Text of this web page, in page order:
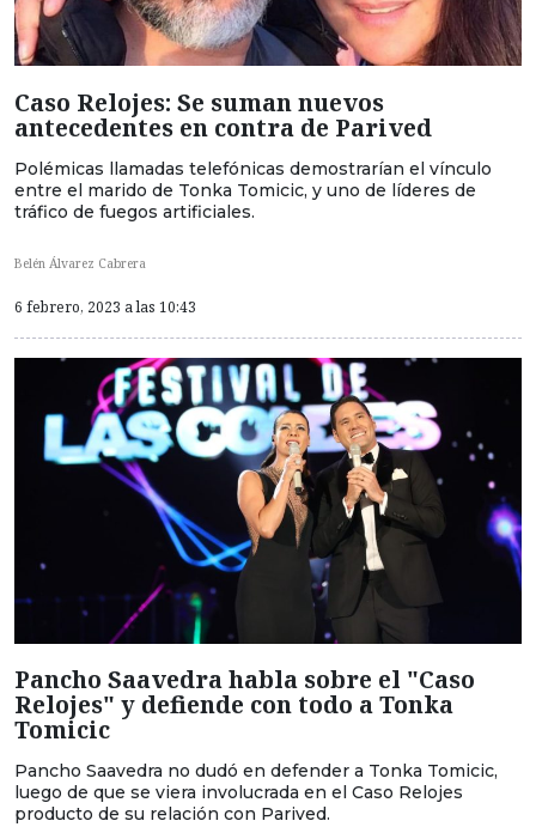
Caso Relojes: Se suman nuevos
antecedentes en contra de Parived
Polémicas llamadas telefónicas demostrarían el vínculo
entre el marido de Tonka Tomicic, y uno de líderes de
tráfico de fuegos artificiales.
Belén Álvarez Cabrera
6 febrero, 2023 a las 10:43
Pancho Saavedra habla sobre el "Caso
Relojes" y defiende con todo a Tonka
Tomicic
Pancho Saavedra no dudó en defender a Tonka Tomicic,
luego de que se viera involucrada en el Caso Relojes
producto de su relación con Parived.